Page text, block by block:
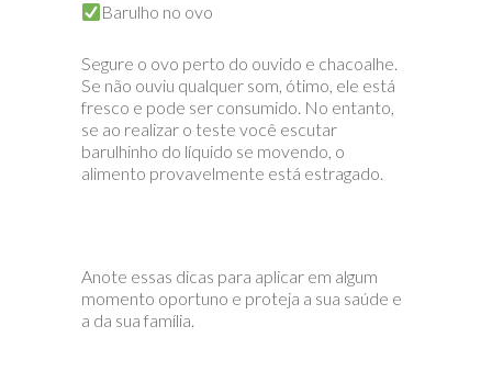
Barulho no ovo
Segure o ovo perto do ouvido e chacoalhe.
Se não ouviu qualquer som, ótimo, ele está
fresco e pode ser consumido. No entanto,
se ao realizar o teste você escutar
barulhinho do líquido se movendo, o
alimento provavelmente está estragado.
Anote essas dicas para aplicar em algum
momento oportuno e proteja a sua saúde e
a da sua família.